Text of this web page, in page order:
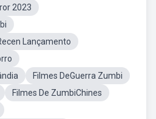
2023
Lançamento
Filmes DeGuerra Zumbi
Filmes De ZumbiChines